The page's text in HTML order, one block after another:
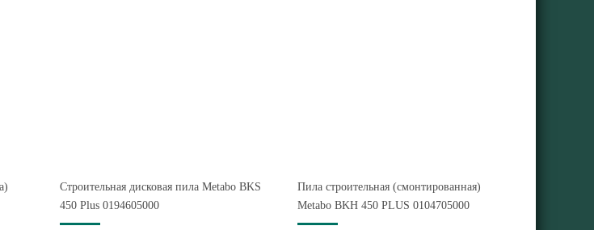
Строительная дисковая пила Metabo BKS
450 Plus 0194605000
Пила строительная (смонтированная)
Metabo BKH 450 PLUS 0104705000